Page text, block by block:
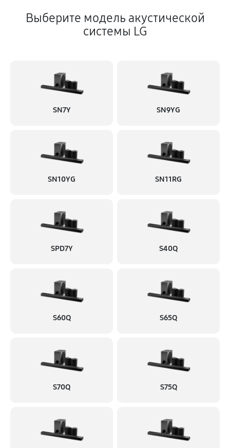
Выберите модель акустической
системы LG
SN7Y SN9YG
SN10YG SN11RG
SPD7Y S40Q
S60Q S65Q
S70Q S75Q